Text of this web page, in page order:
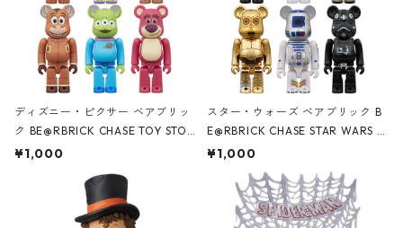
ディズニー・ピクサー ベアブリッ
ク BE@RBRICK CHASE TOY STOR
Y フィギュア 単品（1個） トイ・
¥1,000
スター・ウォーズ ベアブリック B
E@RBRICK CHASE STAR WARS C
ELEBRATION フィギュア 単品（1
¥1,000